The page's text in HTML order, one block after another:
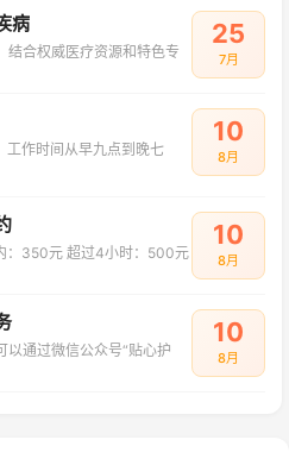
病
结合权威医疗资源和特色专
25
7月
作时间从早九点到晚七
10
8月
：350元 超过4小时：500元
10
8月
以通过微信公众号“贴心护
10
8月